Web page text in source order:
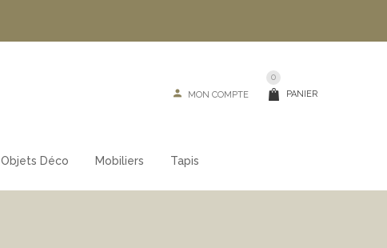
MON COMPTE
0
PANIER
Objets Déco Mobiliers Tapis